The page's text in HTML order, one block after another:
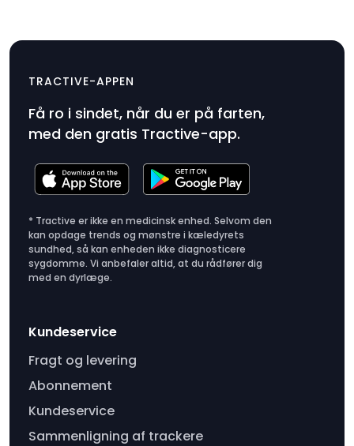
Produktpris
TRACTIVE-APPEN
Få ro i sindet, når du er på farten,
med den gratis Tractive-app.
* Tractive er ikke en medicinsk enhed. Selvom den
kan opdage trends og mønstre i kæledyrets
sundhed, så kan enheden ikke diagnosticere
sygdomme. Vi anbefaler altid, at du rådfører dig
med en dyrlæge.
Kundeservice
Fragt og levering
Abonnement
Kundeservice
Sammenligning af trackere